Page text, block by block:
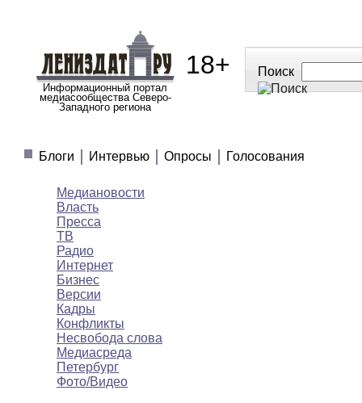
Информационный портал
медиасообщества Северо-
Западного региона
18+ Поиск
Блоги
Интервью Опросы Голосования
Медиановости
Власть
Пресса
ТВ
Радио
Интернет
Бизнес
Версии
Кадры
Конфликты
Несвобода слова
Медиасреда
Петербург
Фото/Видео